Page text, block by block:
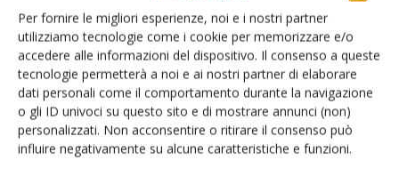
Per fornire le migliori esperienze, noi e i nostri partner
utilizziamo tecnologie come i cookie per memorizzare e/o
accedere alle informazioni del dispositivo. Il consenso a queste
tecnologie permetterà a noi e ai nostri partner di elaborare
dati personali come il comportamento durante la navigazione
o gli ID univoci su questo sito e di mostrare annunci (non)
personalizzati. Non acconsentire o ritirare il consenso può
influire negativamente su alcune caratteristiche e funzioni.
Iscriviti alle nostre newsletter